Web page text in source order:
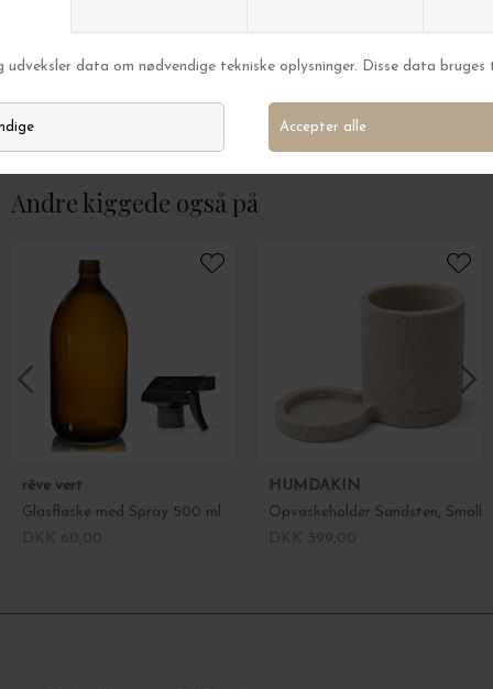
Paper Collective
Shaperalito, 50x70
DKK 349,00
Paper Collective
Faberge 50*70
Andre kiggede også på
rêve vert
Glasflaske med Spray 500 ml.
HUMDAKIN
Opvaskeholder Sandsten, Small